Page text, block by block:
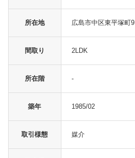
所在地 広島市中区東平塚町9
間取り 2LDK
所在階 -
築年 1985/02
取引様態 媒介